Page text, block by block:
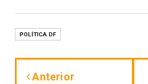
POLÍTICA DF
Anterior